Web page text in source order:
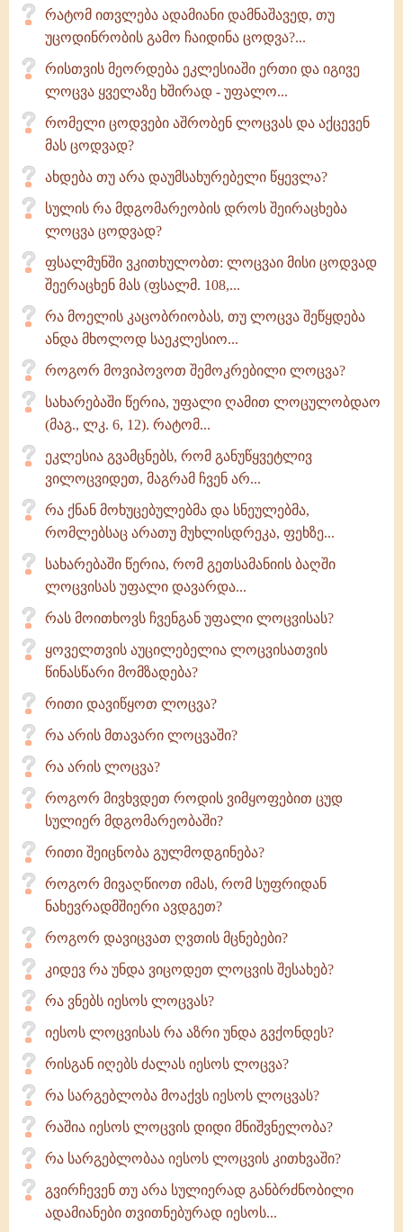
რატომ ითვლება ადამიანი დამნაშავედ, თუ
უცოდინრობის გამო ჩაიდინა ცოდვა?...
რისთვის მეორდება ეკლესიაში ერთი და იგივე
ლოცვა ყველაზე ხშირად - უფალო...
რომელი ცოდვები აშრობენ ლოცვას და აქცევენ
მას ცოდვად?
ახდება თუ არა დაუმსახურებელი წყევლა?
სულის რა მდგომარეობის დროს შეირაცხება
ლოცვა ცოდვად?
ფსალმუნში ვკითხულობთ: ლოცვაი მისი ცოდვად
შეერაცხენ მას (ფსალმ. 108,...
რა მოელის კაცობრიობას, თუ ლოცვა შეწყდება
ანდა მხოლოდ საეკლესიო...
როგორ მოვიპოვოთ შემოკრებილი ლოცვა?
სახარებაში წერია, უფალი ღამით ლოცულობდაო
(მაგ., ლკ. 6, 12). რატომ...
ეკლესია გვამცნებს, რომ განუწყვეტლივ
ვილოცვიდეთ, მაგრამ ჩვენ არ...
რა ქნან მოხუცებულებმა და სნეულებმა,
რომლებსაც არათუ მუხლისდრეკა, ფეხზე...
სახარებაში წერია, რომ გეთსამანიის ბაღში
ლოცვისას უფალი დავარდა...
რას მოითხოვს ჩვენგან უფალი ლოცვისას?
ყოველთვის აუცილებელია ლოცვისათვის
წინასწარი მომზადება?
რითი დავიწყოთ ლოცვა?
რა არის მთავარი ლოცვაში?
რა არის ლოცვა?
როგორ მივხვდეთ როდის ვიმყოფებით ცუდ
სულიერ მდგომარეობაში?
რითი შეიცნობა გულმოდგინება?
როგორ მივაღწიოთ იმას, რომ სუფრიდან
ნახევრადმშიერი ავდგეთ?
როგორ დავიცვათ ღვთის მცნებები?
კიდევ რა უნდა ვიცოდეთ ლოცვის შესახებ?
რა ვნებს იესოს ლოცვას?
იესოს ლოცვისას რა აზრი უნდა გვქონდეს?
რისგან იღებს ძალას იესოს ლოცვა?
რა სარგებლობა მოაქვს იესოს ლოცვას?
რაშია იესოს ლოცვის დიდი მნიშვნელობა?
რა სარგებლობაა იესოს ლოცვის კითხვაში?
გვირჩევენ თუ არა სულიერად განბრძნობილი
ადამიანები თვითნებურად იესოს...